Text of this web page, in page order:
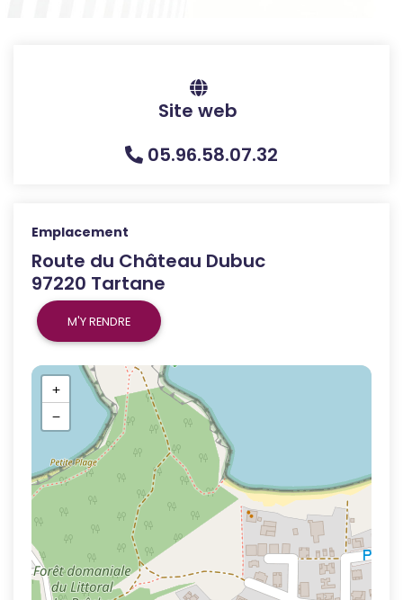
Site web
05.96.58.07.32
Emplacement
Route du Château Dubuc
97220 Tartane
M'Y RENDRE
+
−